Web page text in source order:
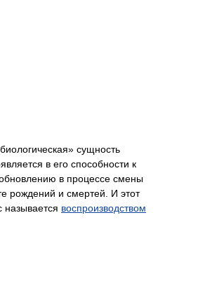
сущность
в его способности к
в процессе смены
рождений и смертей. И этот
воспроизводством